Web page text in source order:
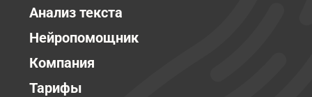
Анализ текста
Нейропомощник
Компания
Тарифы